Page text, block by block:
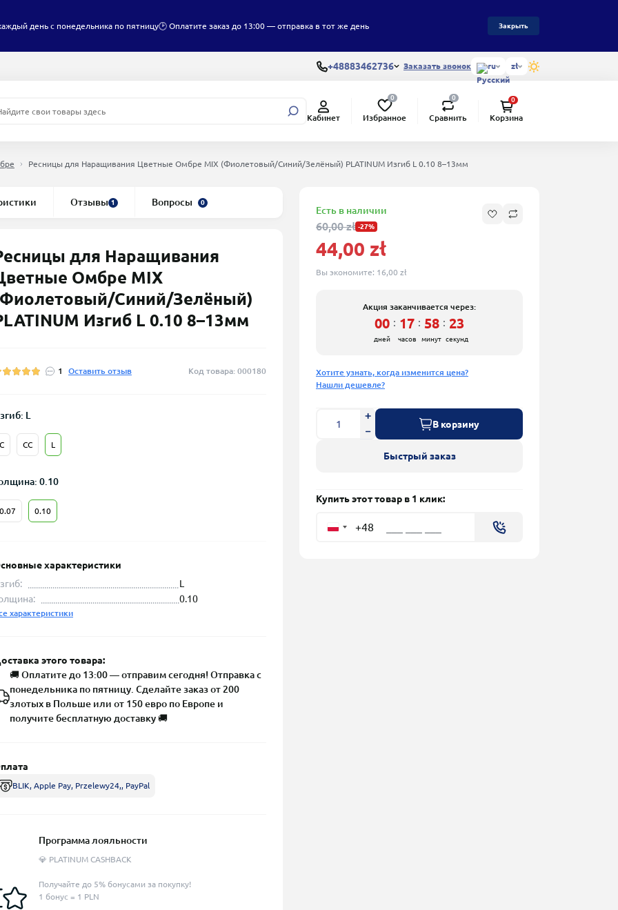
день с понедельника по пятницу🕑 Оплатите заказ до 13:00 — отправка в тот же день Закрыть
+48883462736 Заказать звонок ru zł
Кабинет
0
Избранное
0
Сравнить
0
Корзина
Ресницы для Наращивания Цветные Омбре MIX (Фиолетовый/Синий/Зелёный) PLATINUM Изгиб L 0.10 8–13мм
Отзывы 1 Вопросы 0
для Наращивания
Омбре MIX
Синий/Зелёный)
Изгиб L 0.10 8–13мм
1 Оставить отзыв Код товара: 000180
Есть в наличии
60,00 zł -27%
44,00 zł
Вы экономите: 16,00 zł
Акция заканчивается через:
00
дней
: 17
часов
: 58
минут
: 22
секунд
Хотите узнать, когда изменится цена?
Нашли дешевле?
В корзину
Быстрый заказ
Купить этот товар в 1 клик:
+48
L
C CC L
0.10
0.07 0.10
характеристики
L
0.10
характеристики
этого товара:
🚚 Оплатите до 13:00 — отправим сегодня! Отправка с
понедельника по пятницу. Сделайте заказ от 200
злотых в Польше или от 150 евро по Европе и
получите бесплатную доставку 🚚
BLIK, Apple Pay, Przelewy24,, PayPal
Программа лояльности
💎 PLATINUM CASHBACK
Получайте до 5% бонусами за покупку!
1 бонус = 1 PLN